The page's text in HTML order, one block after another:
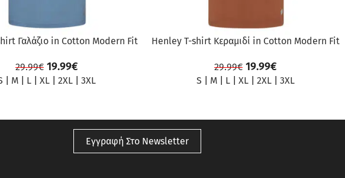
Γαλάζιο in Cotton Modern Fit
29.99€ 19.99€
M L XL 2XL 3XL
Henley T-shirt Κεραμιδί in Cotton Modern Fit
29.99€ 19.99€
S M L XL 2XL 3XL
Εγγραφή Στο Newsletter